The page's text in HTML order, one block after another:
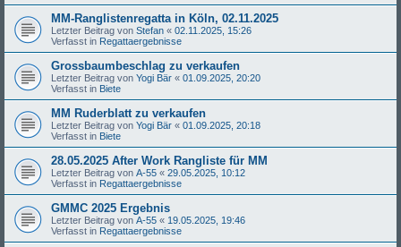
MM-Ranglistenregatta in Köln, 02.11.2025
Letzter Beitrag von Stefan « 02.11.2025, 15:26
Verfasst in Regattaergebnisse
Grossbaumbeschlag zu verkaufen
Letzter Beitrag von Yogi Bär « 01.09.2025, 20:20
Verfasst in Biete
MM Ruderblatt zu verkaufen
Letzter Beitrag von Yogi Bär « 01.09.2025, 20:18
Verfasst in Biete
28.05.2025 After Work Rangliste für MM
Letzter Beitrag von A-55 « 29.05.2025, 10:12
Verfasst in Regattaergebnisse
GMMC 2025 Ergebnis
Letzter Beitrag von A-55 « 19.05.2025, 19:46
Verfasst in Regattaergebnisse